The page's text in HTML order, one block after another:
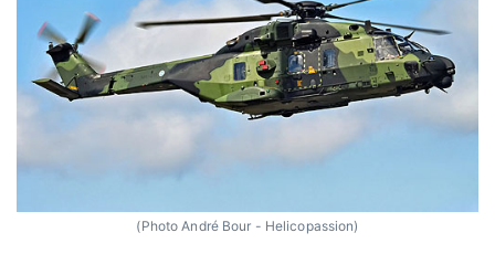
(Photo André Bour - Helicopassion)